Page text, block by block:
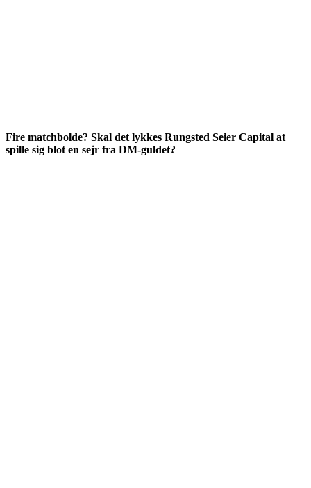
Fire matchbolde? Skal det lykkes Rungsted Seier Capital at
spille sig blot en sejr fra DM-guldet?